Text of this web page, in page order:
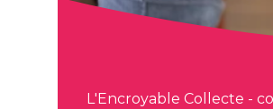
L'Encroyable Collecte -